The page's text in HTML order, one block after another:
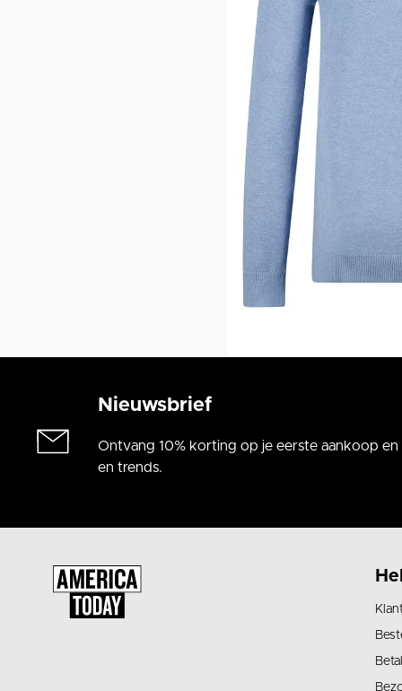
Nieuwsbrief
Ontvang 10% korting op je eerste aankoop en
en trends.